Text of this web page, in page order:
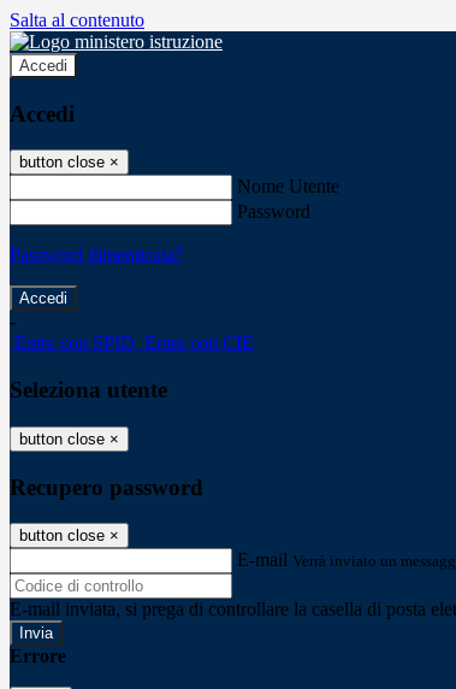
Salta al contenuto
Accedi
Accedi
button close ×
Nome Utente
Password
Password dimenticata?
-
Entra con SPID Entra con CIE
Seleziona utente
button close ×
Recupero password
button close ×
E-mail Verrà inviato un
E-mail inviata, si prega di controllare la casella di posta
Errore